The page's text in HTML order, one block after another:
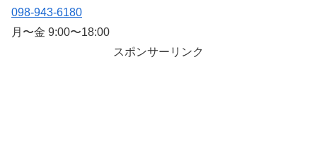
098-943-6180
月〜金 9:00〜18:00
スポンサーリンク